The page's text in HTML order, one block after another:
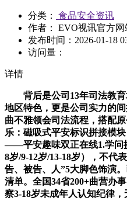
分类：
食品安全资讯
作者： EVO视讯官方网
发布时间： 2026-01-18
访问量：
详情
背后是公司13年司法教育
地区特色，更是公司实力的
曲不雅领会司法流程，搭配
乐：磁吸式平安标识拼接模
——平安趣味双正在线1.学问
8岁/9-12岁/13-18岁），不代
告、被告、人”5大脚色饰演
清单。全国34省200+曲营办
察3-18岁未成年人认知纪律